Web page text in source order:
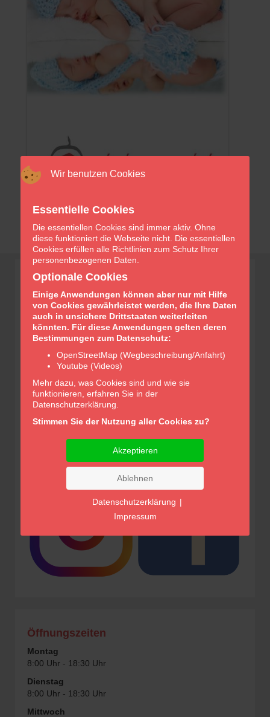
Glocken-Apotheke Apolda
Inhaber/in Dr. Annett Fischer e.K.
Robert-Koch-Straße 6
99510 Apolda
0 36 44 / 55 03 69
info@glockenapotheke-apolda.de
Öffnungszeiten
Montag
8:00 Uhr - 18:30 Uhr
Dienstag
8:00 Uhr - 18:30 Uhr
Mittwoch
Wir benutzen Cookies
Essentielle Cookies
Die essentiellen Cookies sind immer aktiv. Ohne
diese funktioniert die Webseite nicht. Die essentiellen
Cookies erfüllen alle Richtlinien zum Schutz Ihrer
personenbezogenen Daten.
Optionale Cookies
Einige Anwendungen können aber nur mit Hilfe
von Cookies gewährleistet werden, die Ihre Daten
auch in unsichere Drittstaaten weiterleiten
könnten. Für diese Anwendungen gelten deren
Bestimmungen zum Datenschutz:
OpenStreetMap (Wegbeschreibung/Anfahrt)
Youtube (Videos)
Mehr dazu, was Cookies sind und wie sie
funktionieren, erfahren Sie in der
Datenschutzerklärung.
Stimmen Sie der Nutzung aller Cookies zu?
Akzeptieren
Ablehnen
Datenschutzerklärung |
Impressum